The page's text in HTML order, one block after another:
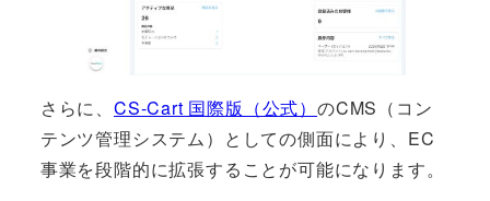
さらに、 CS-Cart 国際版（公式） のCMS（コン
テンツ管理システム）としての側面により、EC
事業を段階的に拡張することが可能になります。